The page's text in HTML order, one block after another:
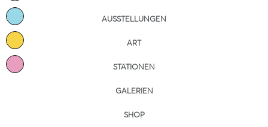
AUSSTELLUNGEN
ART
STATIONEN
GALERIEN
SHOP